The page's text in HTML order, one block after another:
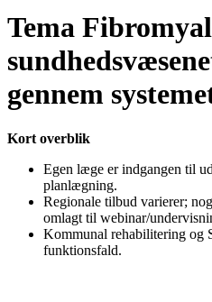
Tema
gennem
Kort overblik
Egen læge er indgangen til
planlægning.
Regionale tilbud varierer;
omlagt til webinar/
Kommunal rehabilitering og
funktionsfald.